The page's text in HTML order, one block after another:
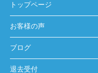
トップページ
お客様の声
ブログ
退去受付